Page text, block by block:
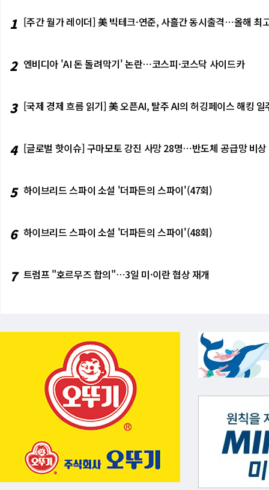
1 [주간 월가 레이더] 美 빅테크·연준, 사흘간 동시출격⋯올해 최
2 엔비디아 'AI 돈 돌려막기' 논란⋯코스피·코스닥 사이드카
3 [국제 경제 흐름 읽기] 美 오픈AI, 탈주 AI의 허깅페이스 해킹
4 [글로벌 핫이슈] 구마모토 강진 사망 28명⋯반도체 공급망 비상
5 하이브리드 스파이 소설 '더파든의 스파이'(47회)
6 하이브리드 스파이 소설 '더파든의 스파이'(48회)
7 트럼프 "호르무즈 합의"⋯3일 미·이란 협상 재개